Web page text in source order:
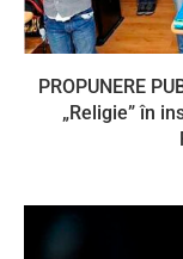
PROPUNERE
„Religie” în